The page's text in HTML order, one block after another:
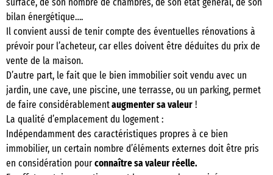
surface, de son nombre de chambres, de son état général, de son
bilan énergétique….
Il convient aussi de tenir compte des éventuelles rénovations à
prévoir pour l’acheteur, car elles doivent être déduites du prix de
vente de la maison.
D’autre part, le fait que le bien immobilier soit vendu avec un
jardin, une cave, une piscine, une terrasse, ou un parking, permet
de faire considérablementaugmenter sa valeur !
La qualité d’emplacement du logement :
Indépendamment des caractéristiques propres à ce bien
immobilier, un certain nombre d’éléments externes doit être pris
en considération pourconnaître sa valeur réelle.